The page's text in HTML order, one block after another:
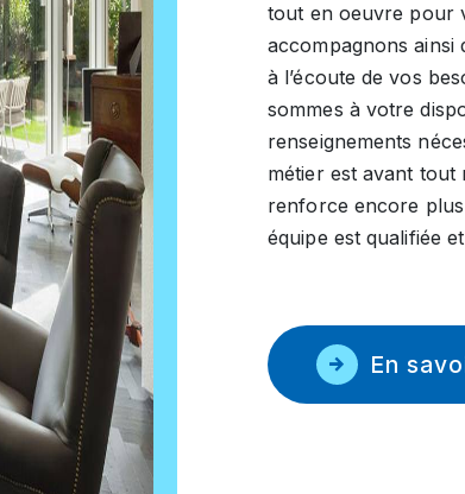
tout en oeuvre pour
accompagnons ainsi
à l’écoute de vos
sommes à votre
renseignements
métier est avant
renforce encore
équipe est qualifiée
En